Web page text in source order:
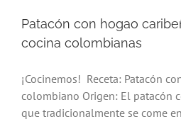
Patacón con hogao
cocina colombianas
¡Cocinemos! Receta: Patacón
colombiano Origen: El patacón
que tradicionalmente se come